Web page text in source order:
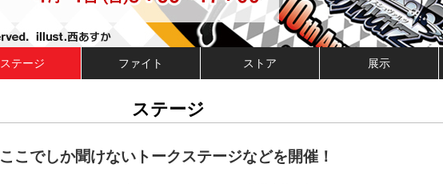
ステージ ファイト ストア 展示
ステージ
ここでしか聞けないトークステージなどを開催！